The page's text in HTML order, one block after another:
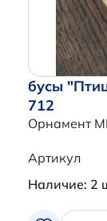
бусы
712
Орнамент
Артикул
Наличие: 2